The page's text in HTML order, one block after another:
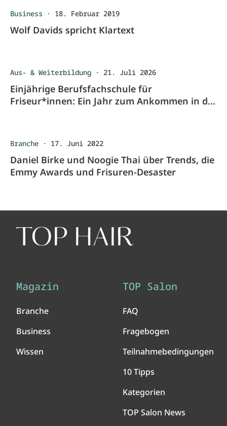
Business · 18. Februar 2019
Wolf Davids spricht Klartext
Aus- & Weiterbildung · 21. Juli 2026
Einjährige Berufsfachschule für
Friseur*innen: Ein Jahr zum Ankommen in der
Branche · 17. Juni 2022
Daniel Birke und Noogie Thai über Trends, die
Emmy Awards und Frisuren-Desaster
Magazin
Branche
Business
Wissen
TOP Salon
FAQ
Fragebogen
Teilnahmebedingungen
10 Tipps
Kategorien
TOP Salon News